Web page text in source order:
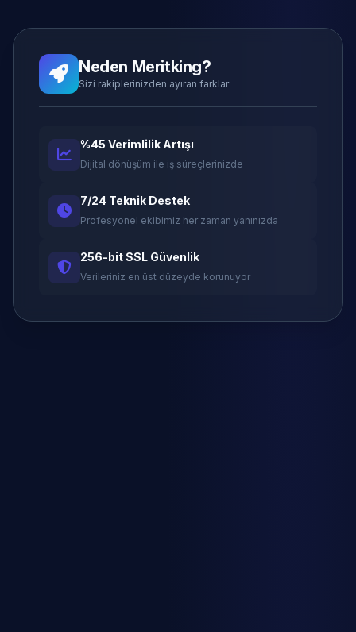
Neden Meritking?
Sizi rakiplerinizden ayıran farklar
%45 Verimlilik Artışı
Dijital dönüşüm ile iş süreçlerinizde
7/24 Teknik Destek
Profesyonel ekibimiz her zaman yanınızda
256-bit SSL Güvenlik
Verileriniz en üst düzeyde korunuyor